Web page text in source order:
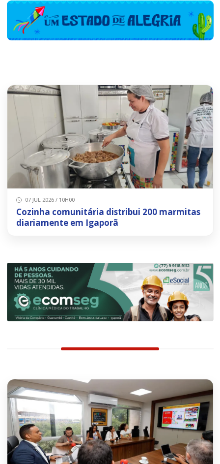
07 JUL 2026 / 10H00
Cozinha comunitária distribui 200 marmitas
diariamente em Igaporã